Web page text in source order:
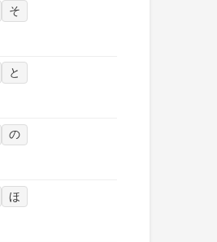
そ
と
の
ほ